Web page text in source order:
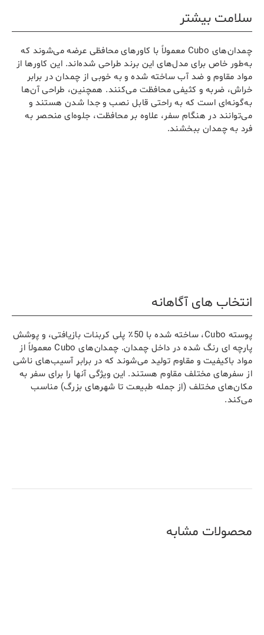
سلامت بیشتر
چمدان‌های Cubo معمولاً با کاورهای محافظی عرضه می‌شوند که
به‌طور خاص برای مدل‌های این برند طراحی شده‌اند. این کاورها از
مواد مقاوم و ضد آب ساخته شده و به خوبی از چمدان در برابر
خراش، ضربه و کثیفی محافظت می‌کنند. همچنین، طراحی آن‌ها
به‌گونه‌ای است که به راحتی قابل نصب و جدا شدن هستند و
می‌توانند در هنگام سفر، علاوه بر محافظت، جلوه‌ای منحصر به
فرد به چمدان ببخشند.
انتخاب های آگاهانه
پوسته Cubo، ساخته شده با 50٪ پلی کربنات بازیافتی، و پوشش
پارچه ای رنگ شده در داخل چمدان. چمدان‌های Cubo معمولاً از
مواد باکیفیت و مقاوم تولید می‌شوند که در برابر آسیب‌های ناشی
از سفرهای مختلف مقاوم هستند. این ویژگی آنها را برای سفر به
مکان‌های مختلف (از جمله طبیعت تا شهرهای بزرگ) مناسب
می‌کند.
محصولات مشابه